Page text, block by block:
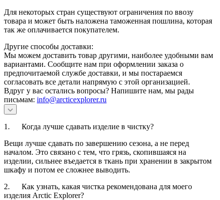
Для некоторых стран существуют ограничения по ввозу
товара и может быть наложена таможенная пошлина, которая
так же оплачивается покупателем.
Другие способы доставки:
Мы можем доставить товар другими, наиболее удобными вам
вариантами. Сообщите нам при оформлении заказа о
предпочитаемой службе доставки, и мы постараемся
согласовать все детали напрямую с этой организацией.
Вдруг у вас остались вопросы? Напишите нам, мы рады
письмам: info@arcticexplorer.ru
1. Когда лучше сдавать изделие в чистку?
Вещи лучше сдавать по завершению сезона, а не перед
началом. Это связано с тем, что грязь, скопившаяся на
изделии, сильнее въедается в ткань при хранении в закрытом
шкафу и потом ее сложнее выводить.
2. Как узнать, какая чистка рекомендована для моего
изделия Arctic Explorer?